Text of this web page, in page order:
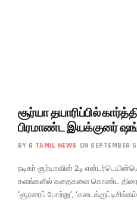
சூர்யா தயாரிப்பில்
பிரமாண்ட இயக்குனர்
BY G TAMIL NEWS ON SEPTEMBER
நடிகர் சூர்யாவின் 2டி
களங்களில் கதைகளை கொண்ட
‘சூரரைப் போற்று’,